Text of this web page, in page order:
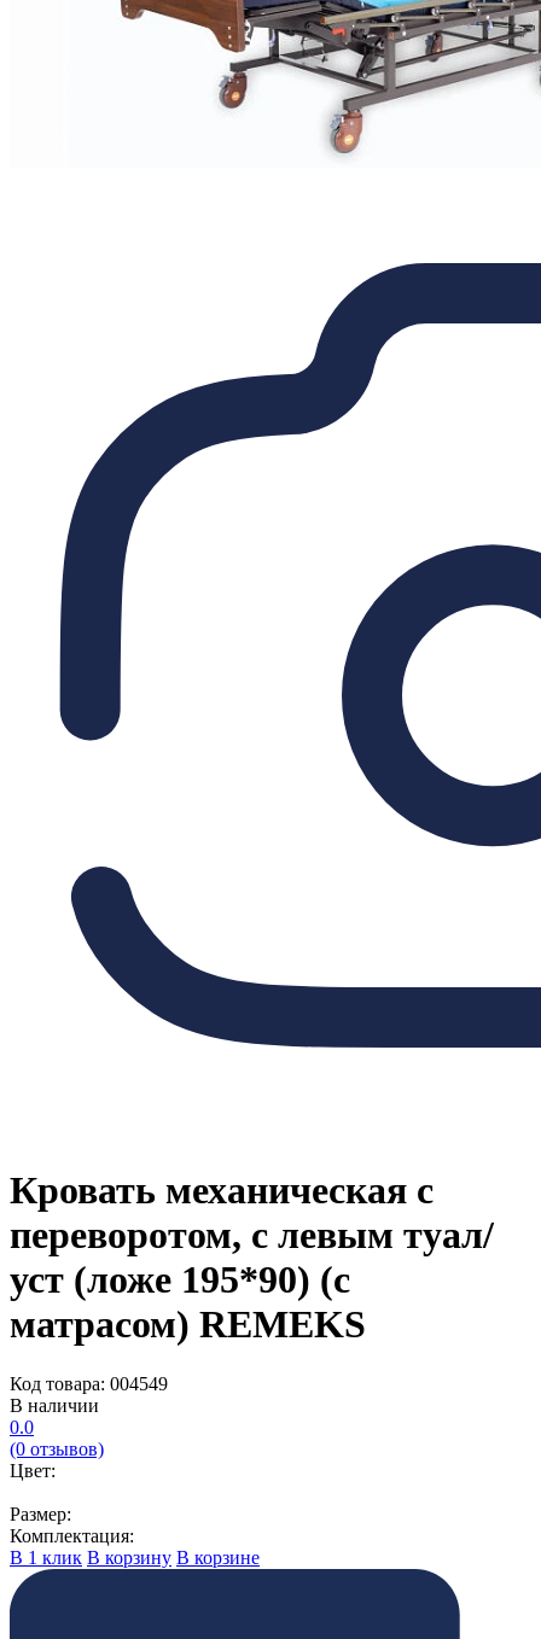
Кровать механическая с
переворотом, с левым туал/
уст (ложе 195*90) (с
матрасом) REMEKS
Код товара: 004549
В наличии
0.0
(0 отзывов)
Цвет:
Размер:
Комплектация:
В 1 клик В корзину В корзине